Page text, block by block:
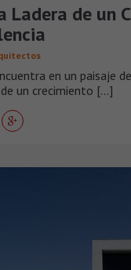
Ladera de un
en un paisaje
un crecimiento [...]